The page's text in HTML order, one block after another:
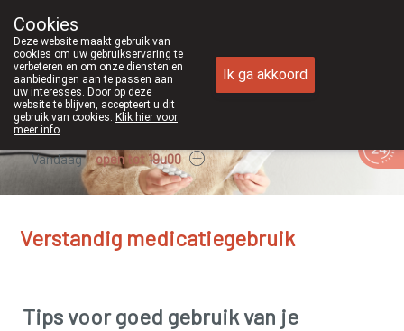
089/382429
Vandaag open tot 19u00
Verstandig medicatiegebruik
Tips voor goed gebruik van je
Cookies
Deze website maakt gebruik van
cookies om uw gebruikservaring te
verbeteren en om onze diensten en
aanbiedingen aan te passen aan
uw interesses. Door op deze
website te blijven, accepteert u dit
gebruik van cookies. Klik hier voor
meer info.
Ik ga akkoord